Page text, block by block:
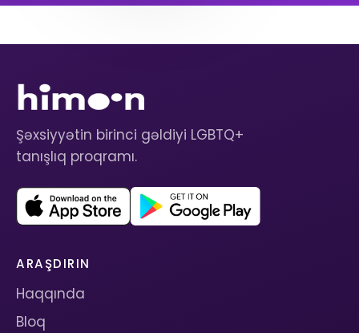
Şəxsiyyətin birinci gəldiyi LGBTQ+
tanışlıq proqramı.
ARAŞDIRIN
Haqqında
Bloq